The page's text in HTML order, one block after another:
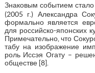
Знаковым событием
(2005 г.) Александра
формально является
для российско-японских
Примечательно, что
табу на изображение
роль Иссэя Огату –
обществе [8].